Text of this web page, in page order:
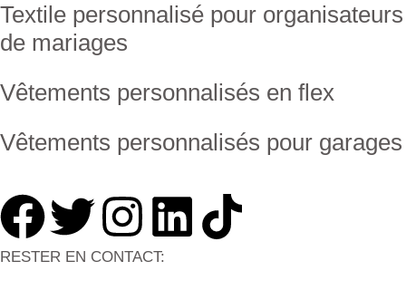
Textile personnalisé pour organisateurs
de mariages
Vêtements personnalisés en flex
Vêtements personnalisés pour garages
RESTER EN CONTACT: